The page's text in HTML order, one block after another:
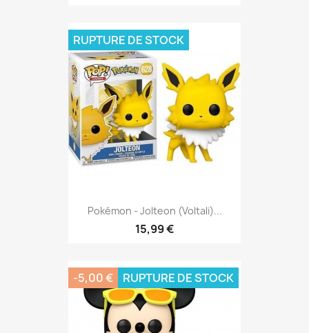
Pokémon - Jolteon (Voltali)...
15,99 €
RUPTURE DE STOCK
-5,00 € RUPTURE DE STOCK